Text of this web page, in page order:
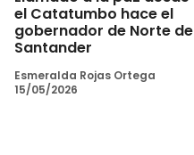
el Catatumbo hace el
gobernador de Norte de
Santander
Esmeralda Rojas Ortega
15/05/2026